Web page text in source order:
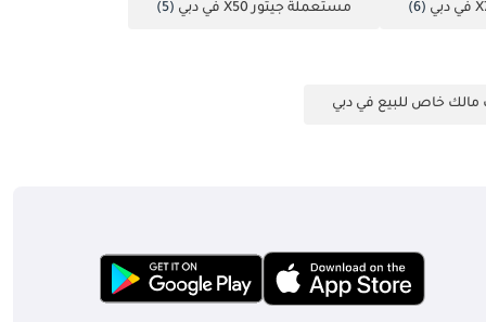
(6) مستعملة جيتور X50 في دبي (5)
مالك خاص للبيع في دبي